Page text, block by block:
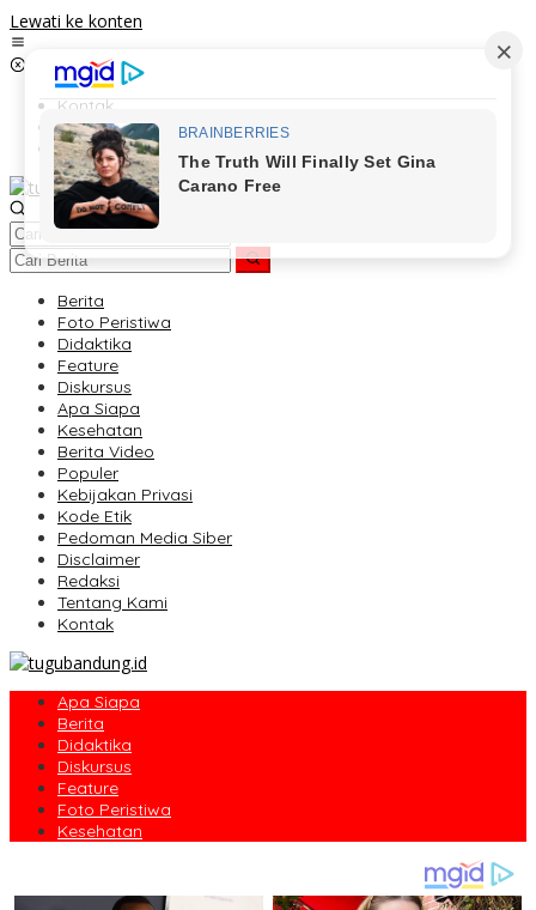
Lewati ke konten
Kontak
Redaksi
Tentang Kami
Berita
Foto Peristiwa
Didaktika
Feature
Diskursus
Apa Siapa
Kesehatan
Berita Video
Populer
Kebijakan Privasi
Kode Etik
Pedoman Media Siber
Disclaimer
Redaksi
Tentang Kami
Kontak
Apa Siapa
Berita
Didaktika
Diskursus
Feature
Foto Peristiwa
Kesehatan